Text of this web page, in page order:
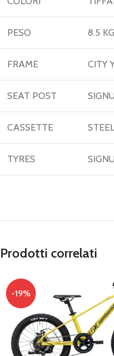
PESO 8.5 KG
FRAME CITY
SEAT POST
CASSETTE
TYRES
Prodotti correlati
-19%